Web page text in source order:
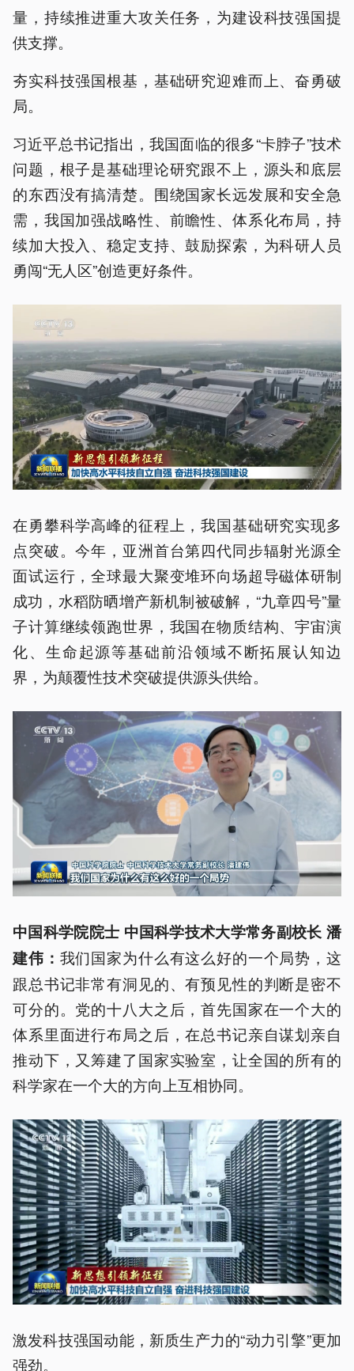
量，持续推进重大攻关任务，为建设科技强国提
供支撑。
夯实科技强国根基，基础研究迎难而上、奋勇破
局。
习近平总书记指出，我国面临的很多“卡脖子”技术
问题，根子是基础理论研究跟不上，源头和底层
的东西没有搞清楚。围绕国家长远发展和安全急
需，我国加强战略性、前瞻性、体系化布局，持
续加大投入、稳定支持、鼓励探索，为科研人员
勇闯“无人区”创造更好条件。
在勇攀科学高峰的征程上，我国基础研究实现多
点突破。今年，亚洲首台第四代同步辐射光源全
面试运行，全球最大聚变堆环向场超导磁体研制
成功，水稻防晒增产新机制被破解，“九章四号”量
子计算继续领跑世界，我国在物质结构、宇宙演
化、生命起源等基础前沿领域不断拓展认知边
界，为颠覆性技术突破提供源头供给。
中国科学院院士 中国科学技术大学常务副校长 潘
建伟： 我们国家为什么有这么好的一个局势，这
跟总书记非常有洞见的、有预见性的判断是密不
可分的。党的十八大之后，首先国家在一个大的
体系里面进行布局之后，在总书记亲自谋划亲自
推动下，又筹建了国家实验室，让全国的所有的
科学家在一个大的方向上互相协同。
激发科技强国动能，新质生产力的“动力引擎”更加
强劲。